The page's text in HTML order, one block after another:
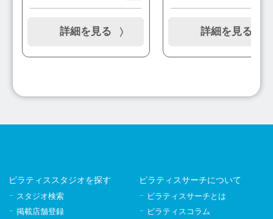
詳細を見る 詳細を見る
ピラティススタジオを探す
スタジオ検索
掲載店舗登録
ピラティスサーチについて
ピラティスサーチとは
ピラティスコラム